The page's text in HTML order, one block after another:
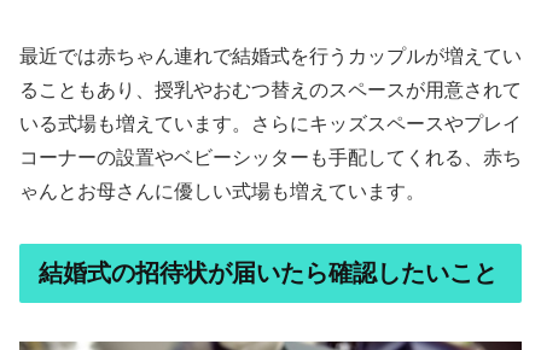
最近では赤ちゃん連れで結婚式を行うカップルが増えてい
ることもあり、授乳やおむつ替えのスペースが用意されて
いる式場も増えています。さらにキッズスペースやプレイ
コーナーの設置やベビーシッターも手配してくれる、赤ち
ゃんとお母さんに優しい式場も増えています。
結婚式の招待状が届いたら確認したいこと